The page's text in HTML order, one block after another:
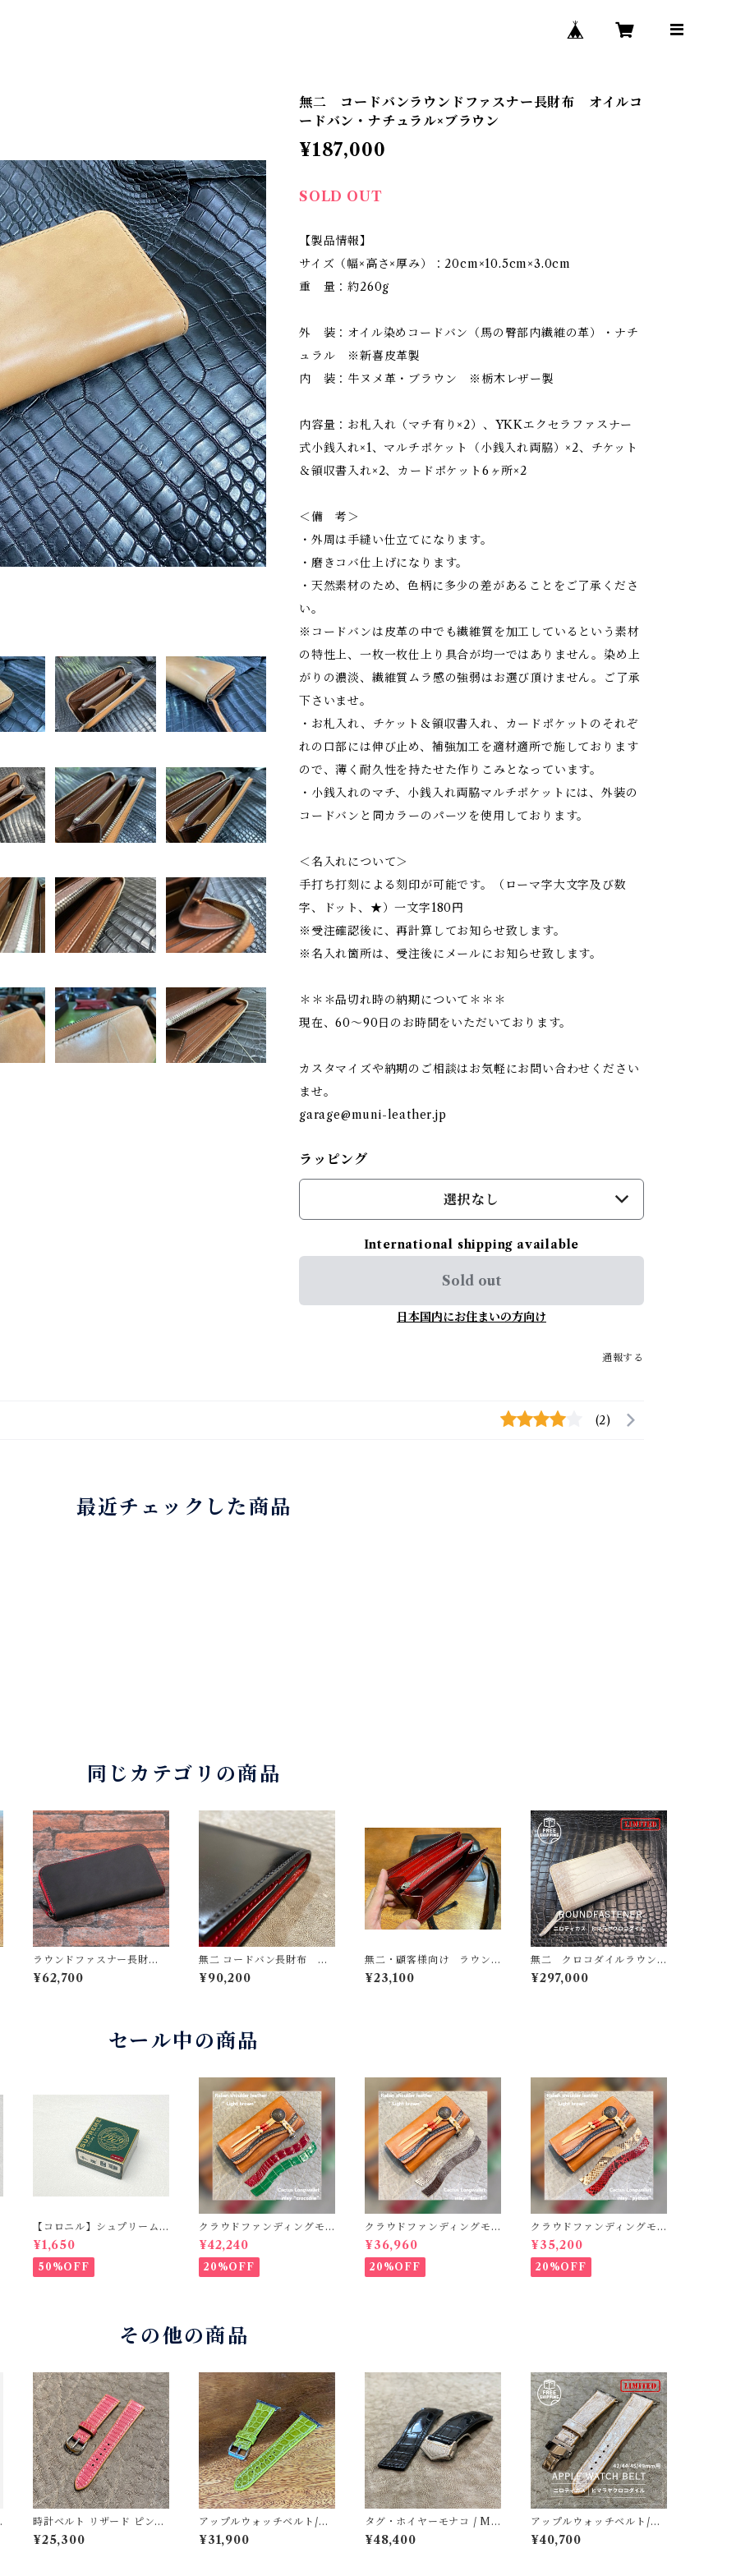
無二 コードバンラウンドファスナー長財布 オイルコ
ードバン・ナチュラル×ブラウン
¥187,000
SOLD OUT
【製品情報】
サイズ（幅×高さ×厚み）：20cm×10.5cm×3.0cm
重 量：約260g
外 装：オイル染めコードバン（馬の臀部内繊維の革）・ナチ
ュラル ※新喜皮革製
内 装：牛ヌメ革・ブラウン ※栃木レザー製
内容量：お札入れ（マチ有り×2）、YKKエクセラファスナー
式小銭入れ×1、マルチポケット（小銭入れ両脇）×2、チケット
＆領収書入れ×2、カードポケット6ヶ所×2
＜備 考＞
・外周は手縫い仕立てになります。
・磨きコバ仕上げになります。
・天然素材のため、色柄に多少の差があることをご了承くださ
い。
※コードバンは皮革の中でも繊維質を加工しているという素材
の特性上、一枚一枚仕上り具合が均一ではありません。染め上
がりの濃淡、繊維質ムラ感の強弱はお選び頂けません。ご了承
下さいませ。
・お札入れ、チケット＆領収書入れ、カードポケットのそれぞ
れの口部には伸び止め、補強加工を適材適所で施しております
ので、薄く耐久性を持たせた作りこみとなっています。
・小銭入れのマチ、小銭入れ両脇マルチポケットには、外装の
コードバンと同カラーのパーツを使用しております。
＜名入れについて＞
手打ち打刻による刻印が可能です。（ローマ字大文字及び数
字、ドット、★）一文字180円
※受注確認後に、再計算してお知らせ致します。
※名入れ箇所は、受注後にメールにお知らせ致します。
＊＊＊品切れ時の納期について＊＊＊
現在、60〜90日のお時間をいただいております。
カスタマイズや納期のご相談はお気軽にお問い合わせください
ませ。
garage@muni-leather.jp
ラッピング
選択なし
International shipping available
Sold out
日本国内にお住まいの方向け
通報する
(2)
最近チェックした商品
同じカテゴリの商品
ラウンドファスナー長財
布 ブラック×レッド | Hus
H ハッシュ
¥62,700
無二 コードバン長財布 オ
イルコードバン・ブラック×
イタリーショルダー・レッ
美しいステッチとコバの仕
上げ
¥90,200
無二・顧客様向け ラウン
ドファスナー長財布のファ
スナー交換
¥23,100
無二 クロコダイルラウン
ドファスナー長財布 ヒマ
ラヤ・マット×牛革ブラック
金運爆上がり
¥297,000
セール中の商品
【コロニル】シュプリーム
クリームDX バーガンディ
¥1,650
50%OFF
クラウドファンディングモ
デル！Cactus・カクタス
ロングウォレット（CWBL-
03）インレイ・クロコダイ
ル × イタリアンショルダー
¥42,240
20%OFF
クラウドファンディングモ
デル！Cactus・カクタス
ロングウォレット（CWBL-
03）インレイ・リザード ×
イタリアンショルダーレザ
¥36,960
20%OFF
クラウドファンディングモ
デル！Cactus・カクタス
ロングウォレット（CWBL-
03）インレイ・パイソン ×
イタリアンショルダーレザ
¥35,200
20%OFF
その他の商品
時計ベルト リザード ピン
ク 18mm-14mm【スタン
ダード】フルフラット型
¥25,300
アップルウォッチベルト/ク
ロコダイル・丸腑・ライ
ム・フラット （For 42/44/
¥31,900
タグ・ホイヤーモナコ / MO
NACO用 クロコダイル 時計
ベルト・竹腑・マットブラ
¥48,400
アップルウォッチベルト/ク
ロコダイル・丸腑・ヒマラ
ヤ・フラット（For 42/44/
¥40,700